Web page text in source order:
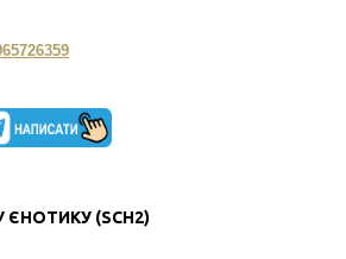
(SCH2)